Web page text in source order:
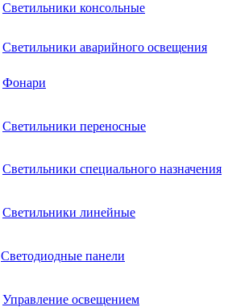
Светильники консольные
Светильники аварийного освещения
Фонари
Светильники переносные
Светильники специального назначения
Светильники линейные
Светодиодные панели
Управление освещением